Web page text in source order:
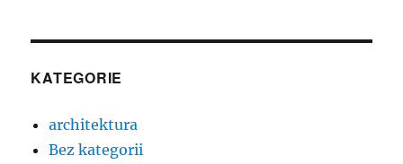
KATEGORIE
architektura
Bez kategorii